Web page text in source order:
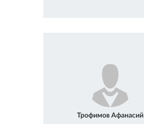
Трофимов Афанасий